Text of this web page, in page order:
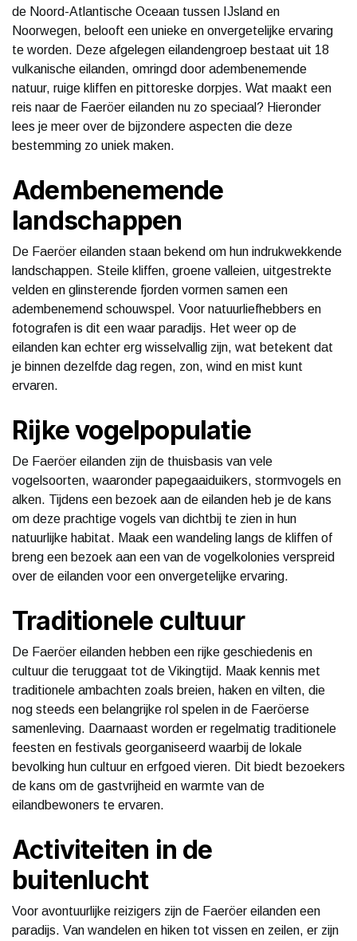
de Noord-Atlantische Oceaan tussen IJsland en
Noorwegen, belooft een unieke en onvergetelijke ervaring
te worden. Deze afgelegen eilandengroep bestaat uit 18
vulkanische eilanden, omringd door adembenemende
natuur, ruige kliffen en pittoreske dorpjes. Wat maakt een
reis naar de Faeröer eilanden nu zo speciaal? Hieronder
lees je meer over de bijzondere aspecten die deze
bestemming zo uniek maken.
Adembenemende
landschappen
De Faeröer eilanden staan bekend om hun indrukwekkende
landschappen. Steile kliffen, groene valleien, uitgestrekte
velden en glinsterende fjorden vormen samen een
adembenemend schouwspel. Voor natuurliefhebbers en
fotografen is dit een waar paradijs. Het weer op de
eilanden kan echter erg wisselvallig zijn, wat betekent dat
je binnen dezelfde dag regen, zon, wind en mist kunt
ervaren.
Rijke vogelpopulatie
De Faeröer eilanden zijn de thuisbasis van vele
vogelsoorten, waaronder papegaaiduikers, stormvogels en
alken. Tijdens een bezoek aan de eilanden heb je de kans
om deze prachtige vogels van dichtbij te zien in hun
natuurlijke habitat. Maak een wandeling langs de kliffen of
breng een bezoek aan een van de vogelkolonies verspreid
over de eilanden voor een onvergetelijke ervaring.
Traditionele cultuur
De Faeröer eilanden hebben een rijke geschiedenis en
cultuur die teruggaat tot de Vikingtijd. Maak kennis met
traditionele ambachten zoals breien, haken en vilten, die
nog steeds een belangrijke rol spelen in de Faeröerse
samenleving. Daarnaast worden er regelmatig traditionele
feesten en festivals georganiseerd waarbij de lokale
bevolking hun cultuur en erfgoed vieren. Dit biedt bezoekers
de kans om de gastvrijheid en warmte van de
eilandbewoners te ervaren.
Activiteiten in de
buitenlucht
Voor avontuurlijke reizigers zijn de Faeröer eilanden een
paradijs. Van wandelen en hiken tot vissen en zeilen, er zijn